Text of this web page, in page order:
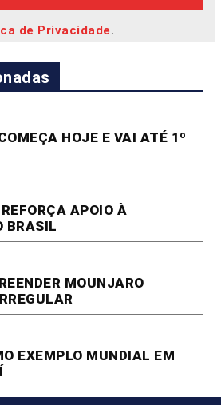
de Privacidade.
HOJE E VAI ATÉ 1º
APOIO À
BRASIL
MOUNJARO
EXEMPLO MUNDIAL EM